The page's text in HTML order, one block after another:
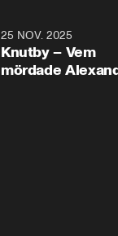
25 NOV. 2025
Knutby – Vem
mördade